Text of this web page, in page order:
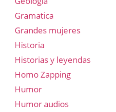
Gramatica
Grandes mujeres
Historia
Historias y leyendas
Homo Zapping
Humor
Humor audios